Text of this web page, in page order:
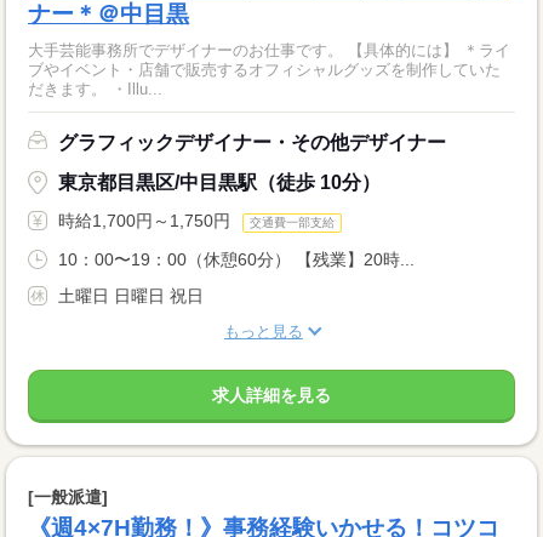
ナー＊＠中目黒
大手芸能事務所でデザイナーのお仕事です。 【具体的には】 ＊ライ
ブやイベント・店舗で販売するオフィシャルグッズを制作していた
だきます。 ・Illu...
グラフィックデザイナー・その他デザイナー
東京都目黒区/中目黒駅（徒歩 10分）
時給1,700円～1,750円 交通費一部支給
10：00〜19：00（休憩60分） 【残業】20時...
土曜日 日曜日 祝日
もっと見る
求人詳細を見る
[一般派遣]
《週4×7H勤務！》事務経験いかせる！コツコ